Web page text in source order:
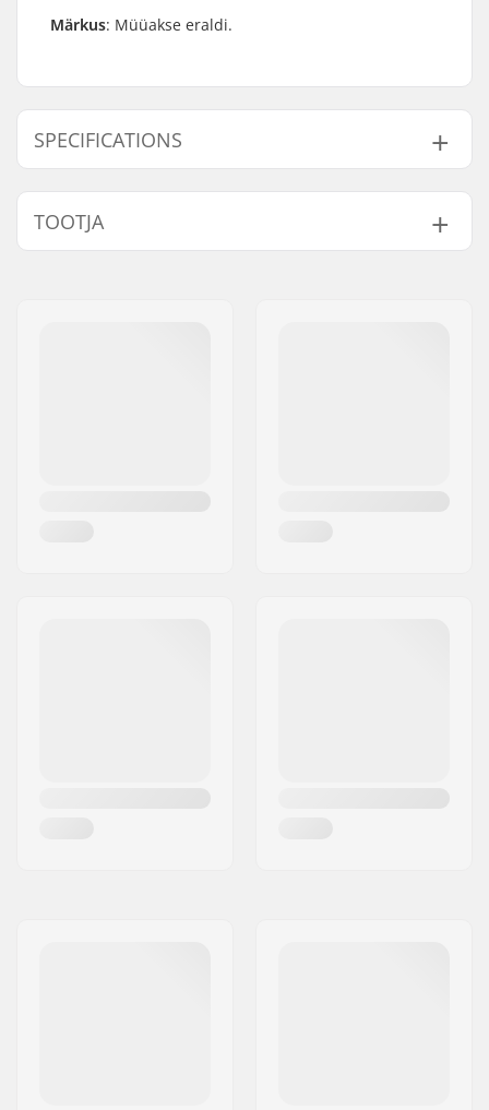
Märkus: Müüakse eraldi.
SPECIFICATIONS
Telgede läbimõõt:
10mm, 14mm
Peg pikkus:
Materjal:
Aluminum 7000
TOOTJA